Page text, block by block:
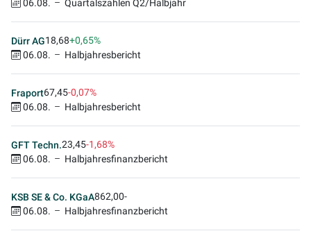
06.08.
Quartalszahlen Q2/Halbjahr
Dürr AG18,68+0,65%
06.08.
Halbjahresbericht
Fraport67,45-0,07%
06.08.
Halbjahresbericht
GFT Techn.23,45-1,68%
06.08.
Halbjahresfinanzbericht
KSB SE & Co. KGaA862,00-
06.08.
Halbjahresfinanzbericht